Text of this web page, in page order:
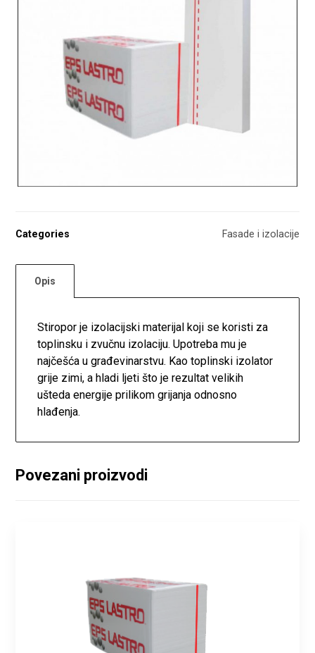
Categories Fasade i izolacije
Opis
Stiropor je izolacijski materijal koji se koristi za
toplinsku i zvučnu izolaciju. Upotreba mu je
najčešća u građevinarstvu. Kao toplinski izolator
grije zimi, a hladi ljeti što je rezultat velikih
ušteda energije prilikom grijanja odnosno
hlađenja.
Povezani proizvodi